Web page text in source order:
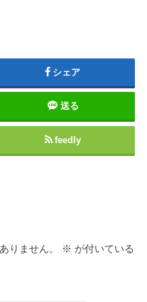
シェア
送る
feedly
りません。 ※ が付いている